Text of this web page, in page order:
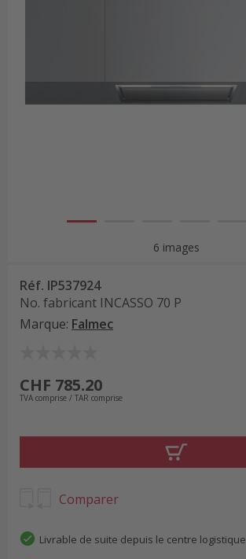
6 images
Réf. IP537924
No. fabricant INCASSO 70 P
Marque: Falmec
CHF 785.20
TVA comprise / TAR comprise
Comparer
Livrable de suite depuis le centre logistique